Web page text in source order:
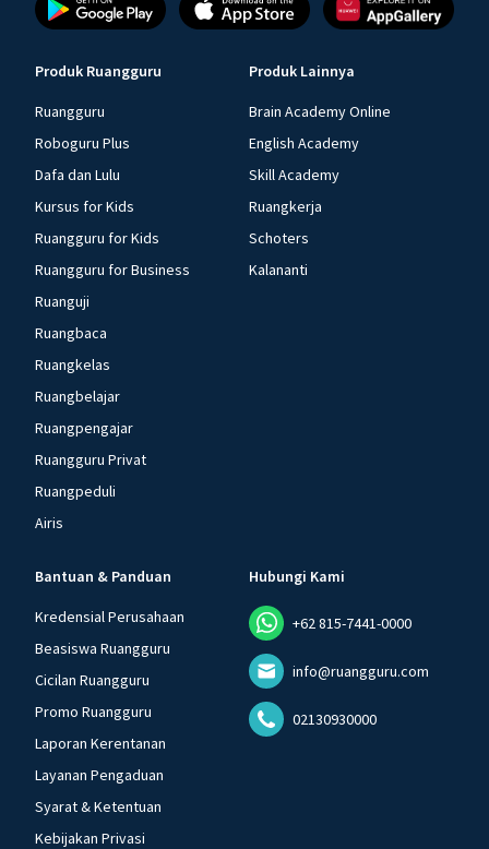
Produk Ruangguru
Ruangguru
Roboguru Plus
Dafa dan Lulu
Kursus for Kids
Ruangguru for Kids
Ruangguru for Business
Ruanguji
Ruangbaca
Ruangkelas
Ruangbelajar
Ruangpengajar
Ruangguru Privat
Ruangpeduli
Airis
Produk Lainnya
Brain Academy Online
English Academy
Skill Academy
Ruangkerja
Schoters
Kalananti
Bantuan & Panduan
Kredensial Perusahaan
Beasiswa Ruangguru
Cicilan Ruangguru
Promo Ruangguru
Laporan Kerentanan
Layanan Pengaduan
Syarat & Ketentuan
Kebijakan Privasi
Hubungi Kami
+62 815-7441-0000
info@ruangguru.com
02130930000